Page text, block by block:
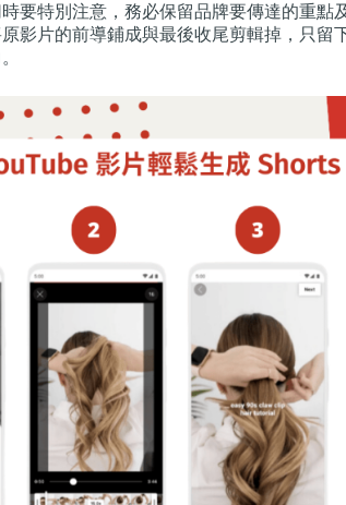
要特別注意，務必保留品牌要傳達的重點
影片的前導鋪成與最後收尾剪輯掉，只留